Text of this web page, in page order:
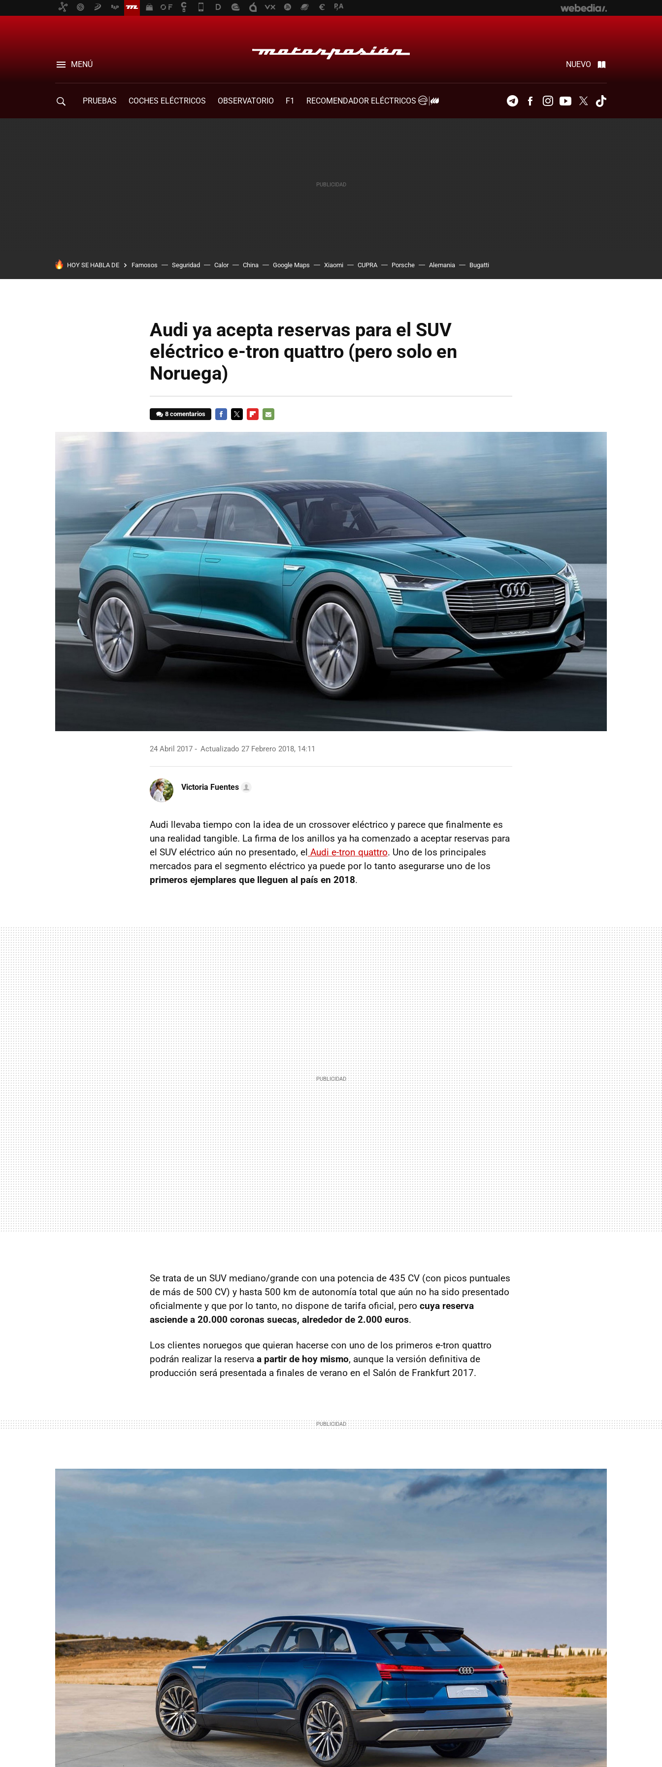
MENÚ NUEVO
PRUEBAS COCHES ELÉCTRICOS OBSERVATORIO F1
RECOMENDADOR ELÉCTRICOS
TelegramFacebookInstagramYoutubeTwitter
HOY SE HABLA DE Famosos Seguridad Calor China Google Maps Xiaomi CUPRA Porsche Alemania Bugatti
Audi ya acepta reservas para el SUV
eléctrico e-tron quattro (pero solo en
Noruega)
8 comentarios
24 Abril 2017 Actualizado 27 Febrero 2018, 14:11
Victoria Fuentes
Audi llevaba tiempo con la idea de un crossover eléctrico y parece que finalmente es
una realidad tangible. La firma de los anillos ya ha comenzado a aceptar reservas para
el SUV eléctrico aún no presentado, el Audi e-tron quattro. Uno de los principales
mercados para el segmento eléctrico ya puede por lo tanto asegurarse uno de los
primeros ejemplares que lleguen al país en 2018.
Se trata de un SUV mediano/grande con una potencia de 435 CV (con picos puntuales
de más de 500 CV) y hasta 500 km de autonomía total que aún no ha sido presentado
oficialmente y que por lo tanto, no dispone de tarifa oficial, pero cuya reserva
asciende a 20.000 coronas suecas, alrededor de 2.000 euros.
Los clientes noruegos que quieran hacerse con uno de los primeros e-tron quattro
podrán realizar la reserva a partir de hoy mismo, aunque la versión definitiva de
producción será presentada a finales de verano en el Salón de Frankfurt 2017.